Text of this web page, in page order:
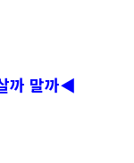
까 말까◀